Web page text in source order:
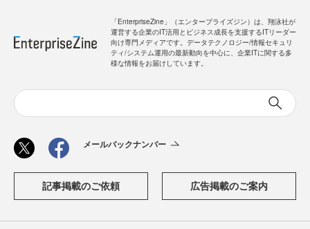
「EnterpriseZine」（エンタープライズジン）は、翔泳社が
運営する企業のIT活用とビジネス成長を支援するITリーダー
向け専門メディアです。データテクノロジー/情報セキュリ
ティ/システム運用の最新動向を中心に、企業ITに関する多
様な情報をお届けしています。
メールバックナンバー
記事掲載のご依頼 広告掲載のご案内